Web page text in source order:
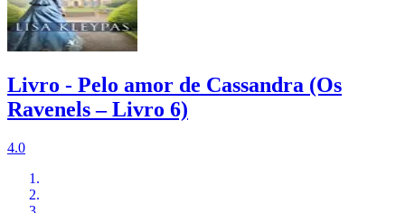
Livro - Pelo amor de Cassandra (Os
Ravenels – Livro 6)
4.0